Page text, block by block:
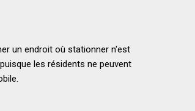
un endroit où stationner n'est
les résidents ne peuvent